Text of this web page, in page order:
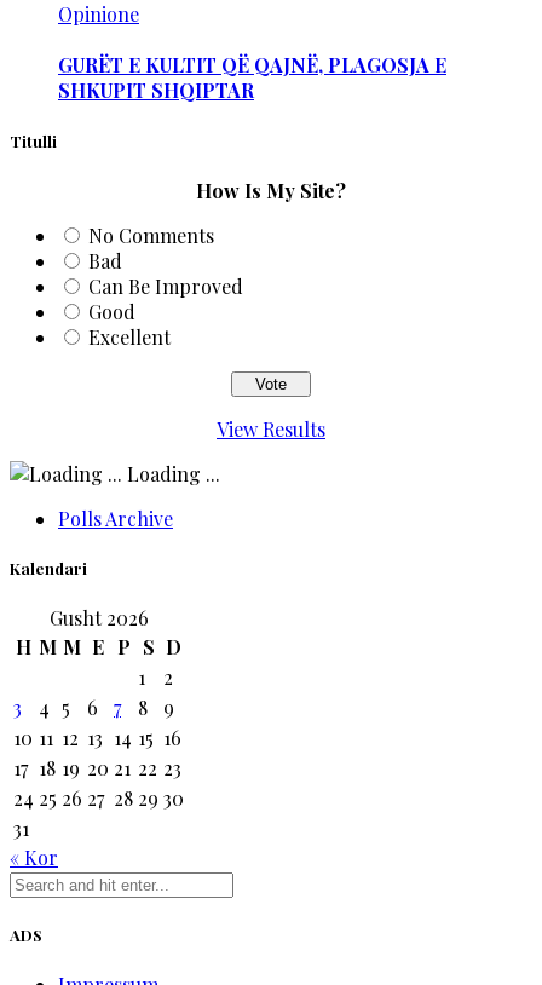
Opinione
GURËT E KULTIT QË QAJNË, PLAGOSJA E
SHKUPIT SHQIPTAR
Titulli
How Is My Site?
No Comments
Bad
Can Be Improved
Good
Excellent
View Results
Loading ...
Polls Archive
Kalendari
Gusht 2026
H M M E P S D
1
2
3
4 5 6 7 8
9
10 11 12 13 14 15 16
17 18 19 20 21 22 23
24 25 26 27 28 29 30
31
« Kor
ADS